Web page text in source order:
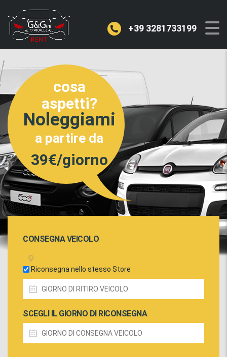
+39 3281733199
cosa
aspetti?
Noleggiami
a partire da
39€/giorno
CONSEGNA VEICOLO
Riconsegna nello stesso Store
SCEGLI IL GIORNO DI RICONSEGNA